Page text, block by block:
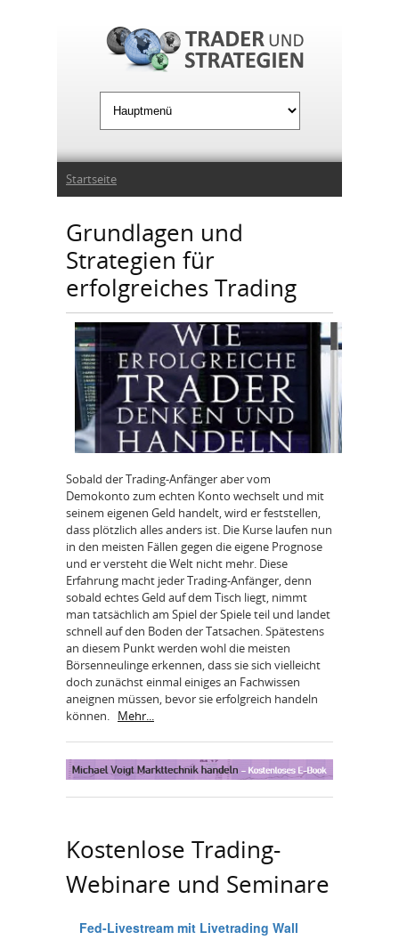
Sie sind hier
Startseite
Grundlagen und
Strategien für
erfolgreiches Trading
Sobald der Trading-Anfänger aber vom
Demokonto zum echten Konto wechselt und mit
seinem eigenen Geld handelt, wird er feststellen,
dass plötzlich alles anders ist. Die Kurse laufen nun
in den meisten Fällen gegen die eigene Prognose
und er versteht die Welt nicht mehr. Diese
Erfahrung macht jeder Trading-Anfänger, denn
sobald echtes Geld auf dem Tisch liegt, nimmt
man tatsächlich am Spiel der Spiele teil und landet
schnell auf den Boden der Tatsachen. Spätestens
an diesem Punkt werden wohl die meisten
Börsenneulinge erkennen, dass sie sich vielleicht
doch zunächst einmal einiges an Fachwissen
aneignen müssen, bevor sie erfolgreich handeln
können. Mehr...
Kostenlose Trading-
Webinare und Seminare